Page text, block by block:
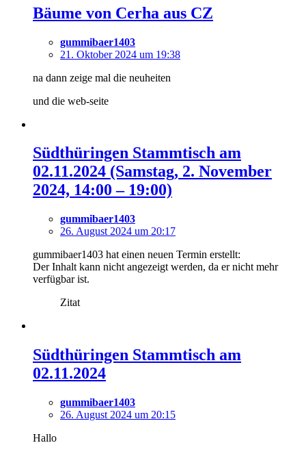
Bäume von Cerha aus CZ
gummibaer1403
21. Oktober 2024 um 19:38
na dann zeige mal die neuheiten
und die web-seite
Südthüringen Stammtisch am
02.11.2024 (Samstag, 2. November
2024, 14:00 – 19:00)
gummibaer1403
26. August 2024 um 20:17
gummibaer1403 hat einen neuen Termin erstellt:
Der Inhalt kann nicht angezeigt werden, da er nicht mehr
verfügbar ist.
Zitat
Südthüringen Stammtisch am
02.11.2024
gummibaer1403
26. August 2024 um 20:15
Hallo